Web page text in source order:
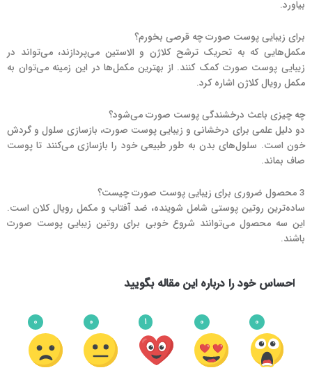
بیاورد.
برای زیبایی پوست صورت چه قرصی بخورم؟
مکمل‌هایی که به تحریک ترشح کلاژن و الاستین می‌پردازند، می‌تواند در
زیبایی پوست صورت کمک کنند. از بهترین مکمل‌ها در این زمینه می‌توان به
مکمل رویال کلاژن اشاره کرد.
چه چیزی باعث درخشندگی پوست صورت می‌شود؟
دو دلیل علمی برای درخشانی و زیبایی پوست صورت، بازسازی سلول و گردش
خون است. سلول‌های بدن به طور طبیعی خود را بازسازی می‌کنند تا پوست
صاف بماند.
3 محصول ضروری برای زیبایی پوست صورت چیست؟
ساده‌ترین روتین پوستی شامل شوینده، ضد آفتاب و مکمل رویال کلان است.
این سه محصول می‌توانند شروع خوبی برای روتین زیبایی پوست صورت
باشند.
احساس خود را درباره این مقاله بگویید
0
0
1
0
0